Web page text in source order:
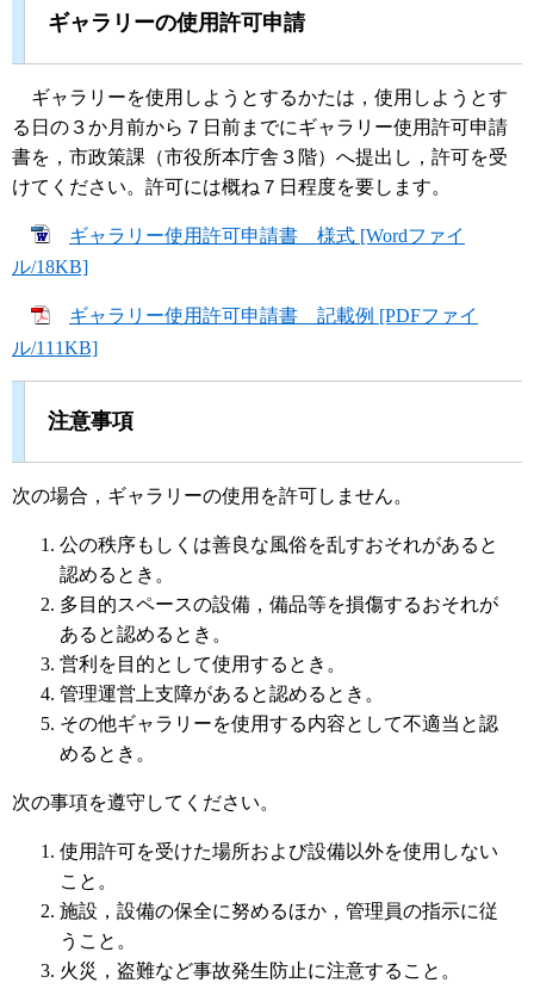
ギャラリーの使用許可申請
ギャラリーを使用しようとするかたは，使用しようとす
る日の３か月前から７日前までにギャラリー使用許可申請
書を，市政策課（市役所本庁舎３階）へ提出し，許可を受
けてください。許可には概ね７日程度を要します。
ギャラリー使用許可申請書 様式 [Wordファイ
ル/18KB]
ギャラリー使用許可申請書 記載例 [PDFファイ
ル/111KB]
注意事項
次の場合，ギャラリーの使用を許可しません。
公の秩序もしくは善良な風俗を乱すおそれがあると
認めるとき。
多目的スペースの設備，備品等を損傷するおそれが
あると認めるとき。
営利を目的として使用するとき。
管理運営上支障があると認めるとき。
その他ギャラリーを使用する内容として不適当と認
めるとき。
次の事項を遵守してください。
使用許可を受けた場所および設備以外を使用しない
こと。
施設，設備の保全に努めるほか，管理員の指示に従
うこと。
火災，盗難など事故発生防止に注意すること。